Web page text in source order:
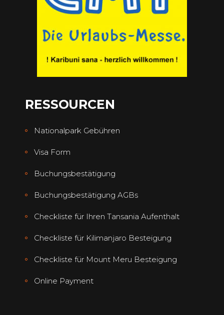
RESSOURCEN
Nationalpark Gebühren
Visa Form
Buchungsbestätigung
Buchungsbestätigung AGBs
Checkliste für Ihren Tansania Aufenthalt
Checkliste für Kilimanjaro Besteigung
Checkliste für Mount Meru Besteigung
Online Payment